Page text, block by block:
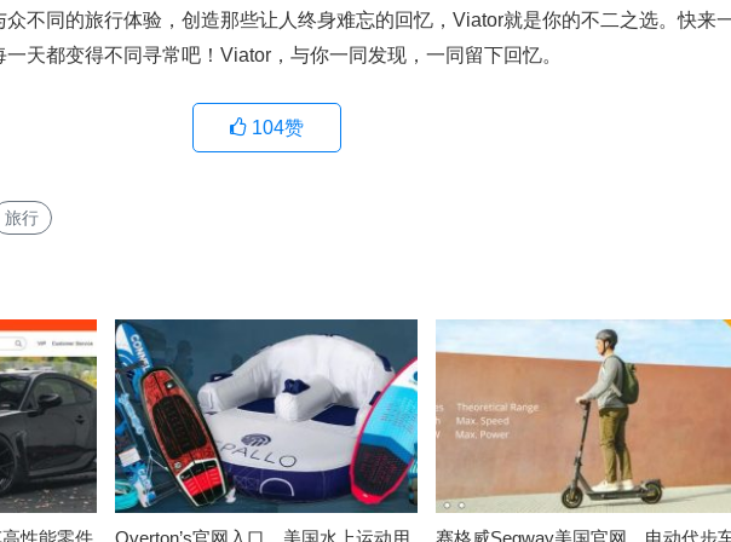
众不同的旅行体验，创造那些让人终身难忘的回忆，Viator就是你的不二之选。快来
天都变得不同寻常吧！Viator，与你一同发现，一同留下回忆。
104赞
旅行